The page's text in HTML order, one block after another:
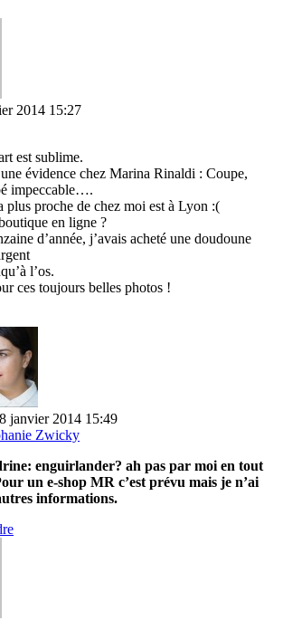
2014 15:27
est sublime.
évidence chez Marina Rinaldi : Coupe,
impeccable….
plus proche de chez moi est à Lyon :(
en ligne ?
d’année, j’avais acheté une doudoune
l’os.
ces toujours belles photos !
8 janvier 2014 15:49
Zwicky
enguirlander? ah pas par moi en tout
un e-shop MR c’est prévu mais je n’ai
informations.